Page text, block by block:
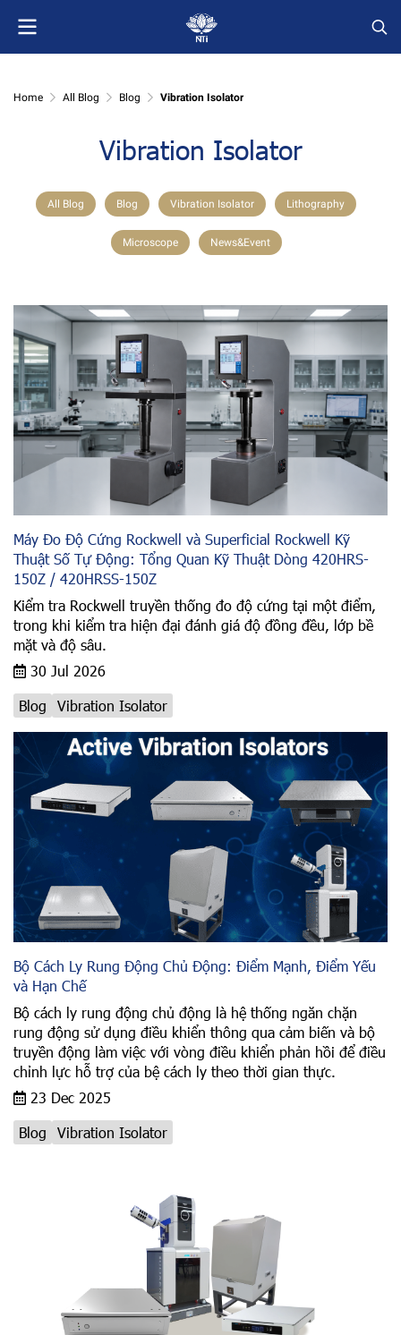
Home All Blog Blog Vibration Isolator
Vibration Isolator
All Blog Blog Vibration Isolator Lithography
Microscope News&Event
Máy Đo Độ Cứng Rockwell và Superficial Rockwell Kỹ
Thuật Số Tự Động: Tổng Quan Kỹ Thuật Dòng 420HRS-
150Z / 420HRSS-150Z
Kiểm tra Rockwell truyền thống đo độ cứng tại một điểm,
trong khi kiểm tra hiện đại đánh giá độ đồng đều, lớp bề
mặt và độ sâu.
30 Jul 2026
Blog
Vibration Isolator
Bộ Cách Ly Rung Động Chủ Động: Điểm Mạnh, Điểm Yếu
và Hạn Chế
Bộ cách ly rung động chủ động là hệ thống ngăn chặn
rung động sử dụng điều khiển thông qua cảm biến và bộ
truyền động làm việc với vòng điều khiển phản hồi để điều
chỉnh lực hỗ trợ của bệ cách ly theo thời gian thực.
23 Dec 2025
Blog
Vibration Isolator